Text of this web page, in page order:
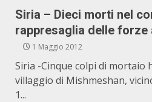
Siria – Dieci morti nel
rappresaglia delle forze
1 Maggio 2012
Siria -Cinque colpi di mortaio
villaggio di Mishmeshan,
1...